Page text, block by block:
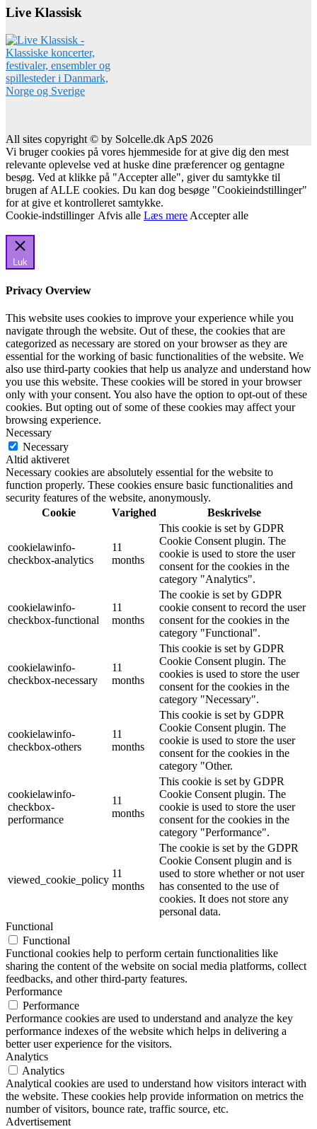
Live Klassisk
All sites copyright © by Solcelle.dk ApS 2026
Vi bruger cookies på vores hjemmeside for at give dig den mest
relevante oplevelse ved at huske dine præferencer og gentagne
besøg. Ved at klikke på "Accepter alle", giver du samtykke til
brugen af ALLE cookies. Du kan dog besøge "Cookieindstillinger"
for at give et kontrolleret samtykke.
Cookie-indstillinger Afvis alle Læs mere Accepter alle
Luk
Privacy Overview
This website uses cookies to improve your experience while you
navigate through the website. Out of these, the cookies that are
categorized as necessary are stored on your browser as they are
essential for the working of basic functionalities of the website. We
also use third-party cookies that help us analyze and understand how
you use this website. These cookies will be stored in your browser
only with your consent. You also have the option to opt-out of these
cookies. But opting out of some of these cookies may affect your
browsing experience.
Necessary
Necessary
Altid aktiveret
Necessary cookies are absolutely essential for the website to
function properly. These cookies ensure basic functionalities and
security features of the website, anonymously.
Cookie
Varighed Beskrivelse
cookielawinfo-
checkbox-analytics
11
months
This cookie is set by GDPR
Cookie Consent plugin. The
cookie is used to store the user
consent for the cookies in the
category "Analytics".
cookielawinfo-
checkbox-functional
11
months
The cookie is set by GDPR
cookie consent to record the user
consent for the cookies in the
category "Functional".
cookielawinfo-
checkbox-necessary
11
months
This cookie is set by GDPR
Cookie Consent plugin. The
cookies is used to store the user
consent for the cookies in the
category "Necessary".
cookielawinfo-
checkbox-others
11
months
This cookie is set by GDPR
Cookie Consent plugin. The
cookie is used to store the user
consent for the cookies in the
category "Other.
cookielawinfo-
checkbox-
performance
11
months
This cookie is set by GDPR
Cookie Consent plugin. The
cookie is used to store the user
consent for the cookies in the
category "Performance".
viewed_cookie_policy
11
months
The cookie is set by the GDPR
Cookie Consent plugin and is
used to store whether or not user
has consented to the use of
cookies. It does not store any
personal data.
Functional
Functional
Functional cookies help to perform certain functionalities like
sharing the content of the website on social media platforms, collect
feedbacks, and other third-party features.
Performance
Performance
Performance cookies are used to understand and analyze the key
performance indexes of the website which helps in delivering a
better user experience for the visitors.
Analytics
Analytics
Analytical cookies are used to understand how visitors interact with
the website. These cookies help provide information on metrics the
number of visitors, bounce rate, traffic source, etc.
Advertisement